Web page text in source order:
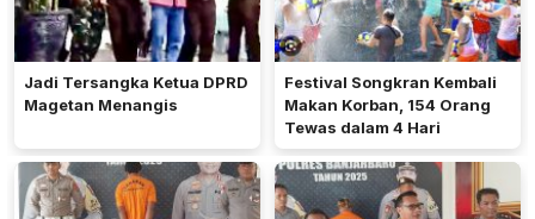
Jadi Tersangka Ketua DPRD
Magetan Menangis
Festival Songkran Kembali
Makan Korban, 154 Orang
Tewas dalam 4 Hari